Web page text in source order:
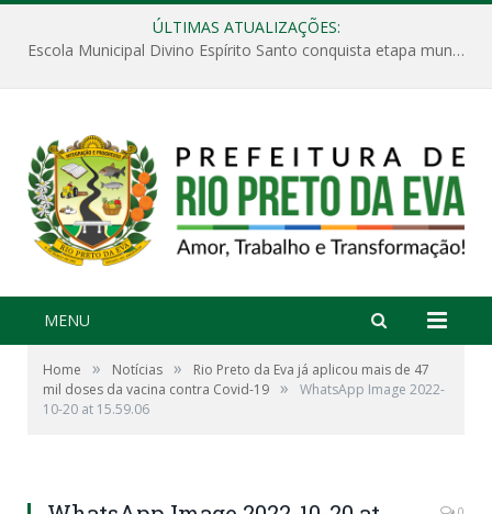
ÚLTIMAS ATUALIZAÇÕES:
Escola Municipal Divino Espírito Santo conquista etapa municipal da V Feira Amazonense de Matemática
MENU
Home » Notícias »
Rio Preto da Eva já aplicou mais de 47
mil doses da vacina contra Covid-19 »
WhatsApp Image 2022-
10-20 at 15.59.06